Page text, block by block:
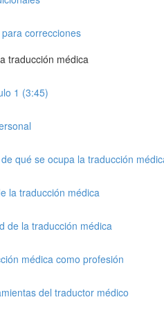
correcciones
traducción médica
1 (3:45)
qué se ocupa la traducción
la traducción médica
de la traducción médica
médica como profesión
del traductor médico